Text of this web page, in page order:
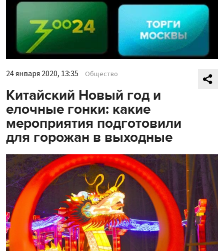
24 января 2020, 13:35 Общество
Китайский Новый год и
елочные гонки: какие
мероприятия подготовили
для горожан в выходные